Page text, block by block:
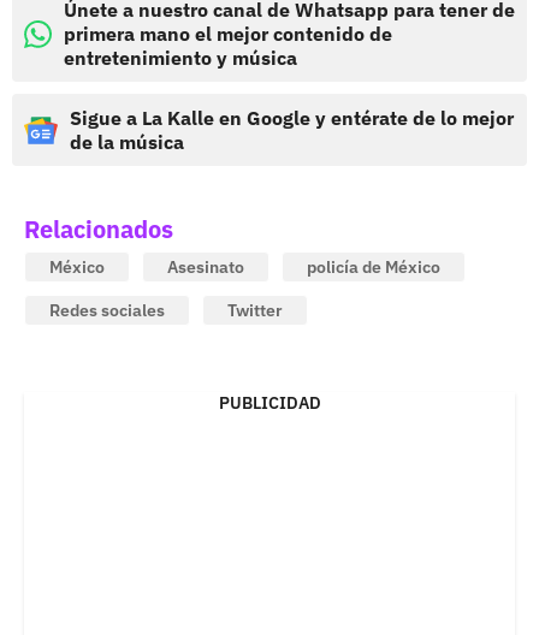
Únete a nuestro canal de Whatsapp para tener de
primera mano el mejor contenido de
entretenimiento y música
Sigue a La Kalle en Google y entérate de lo mejor
de la música
Relacionados
México Asesinato
policía de México
Redes sociales
Twitter
PUBLICIDAD